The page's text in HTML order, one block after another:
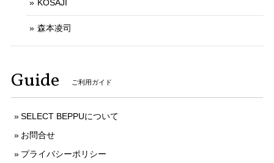
KOSAJI
森本凌司
Guide ご利用ガイド
SELECT BEPPUについて
お問合せ
プライバシーポリシー